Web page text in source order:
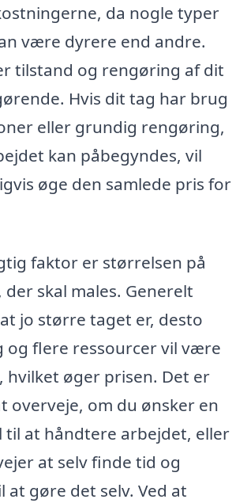
da nogle typer
være dyrere end andre.
tilstand og rengøring af dit
Hvis dit tag har brug
eller grundig rengøring,
kan påbegyndes, vil
øge den samlede pris for
faktor er størrelsen på
skal males. Generelt
jo større taget er, desto
og flere ressourcer vil være
hvilket øger prisen. Det er
overveje, om du ønsker en
til at håndtere arbejdet, eller
at selv finde tid og
at gøre det selv. Ved at